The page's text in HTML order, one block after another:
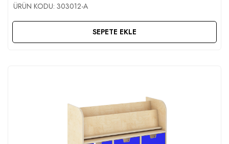
ÜRÜN KODU: 303012-A
SEPETE EKLE